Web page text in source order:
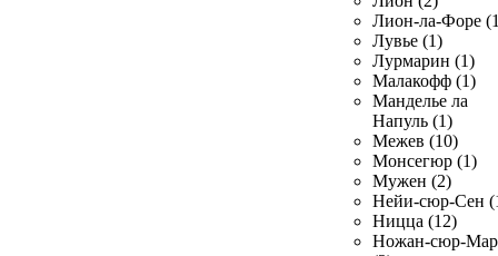
Лион-ла-Форе
Лувье (1)
Лурмарин (1)
Малакофф (1)
Манделье ла
Напуль (1)
Межев (10)
Монсегюр (1)
Мужен (2)
Нейи-сюр-Сен
Ницца (12)
Ножан-сюр-